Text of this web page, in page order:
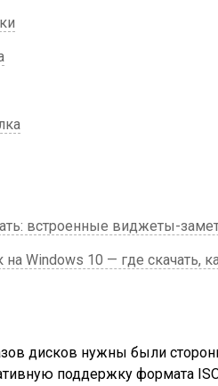
встроенные виджеты-
Windows 10 — где скачать,
дисков нужны были
поддержку формата